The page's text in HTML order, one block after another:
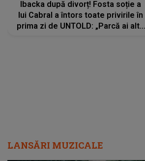
Ibacka după divorț! Fosta soție a
lui Cabral a întors toate privirile în
prima zi de UNTOLD: „Parcă ai altă
LANSĂRI MUZICALE